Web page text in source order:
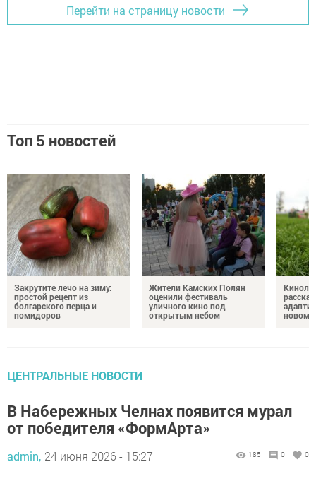
Перейти на страницу новости
Топ 5 новостей
Закрутите лечо на зиму:
простой рецепт из
болгарского перца и
помидоров
Жители Камских Полян
оценили фестиваль
уличного кино под
открытым небом
ЦЕНТРАЛЬНЫЕ НОВОСТИ
В Набережных Челнах появится мурал
от победителя «ФормАрта»
admin, 24 июня 2026 - 15:27 185 0 0